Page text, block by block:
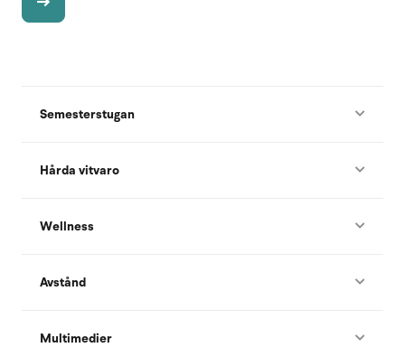
Semesterstugan
Hårda vitvaro
Wellness
Avstånd
Multimedier